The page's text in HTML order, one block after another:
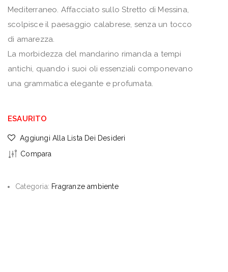
Mediterraneo. Affacciato sullo Stretto di Messina,
scolpisce il paesaggio calabrese, senza un tocco
di amarezza.
La morbidezza del mandarino rimanda a tempi
antichi, quando i suoi oli essenziali componevano
una grammatica elegante e profumata.
ESAURITO
Aggiungi Alla Lista Dei Desideri
Compara
Categoria: Fragranze ambiente